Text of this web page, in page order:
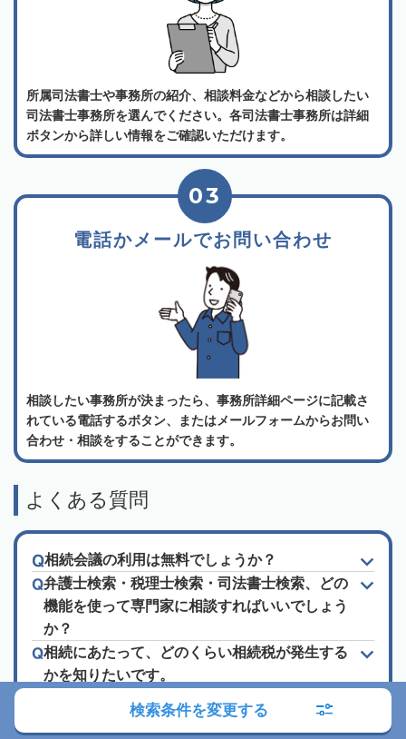
所属司法書士や事務所の紹介、相談料金などから相談したい
司法書士事務所を選んでください。各司法書士事務所は詳細
ボタンから詳しい情報をご確認いただけます。
電話かメールでお問い合わせ
03
相談したい事務所が決まったら、事務所詳細ページに記載さ
れている電話するボタン、またはメールフォームからお問い
合わせ・相談をすることができます。
よくある質問
相続会議の利用は無料でしょうか？
弁護士検索・税理士検索・司法書士検索、どの
機能を使って専門家に相談すればいいでしょう
か？
相続にあたって、どのくらい相続税が発生する
かを知りたいです。
土地を相続したのですが、土地活用にあたって
信頼できる相談先を探しています。
検索条件を変更する